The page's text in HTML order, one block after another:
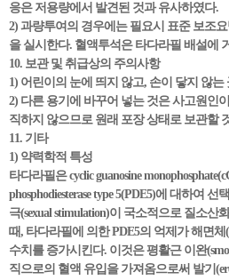
응은 저용량에서 발견된 것과 유사하였다.
2) 과량투여의 경우에는 필요시 표준 보조요
을 실시한다. 혈액투석은 타다라필 배설에
10. 보관 및 취급상의 주의사항
1) 어린이의 눈에 띄지 않고, 손이 닿지 않는
2) 다른 용기에 바꾸어 넣는 것은 사고원인
직하지 않으므로 원래 포장 상태로 보관할
11. 기타
1) 약력학적 특성
타다라필은 cyclic guanosine
phosphodiesterase type 5(PDE5)에 대하여
극(sexual stimulation)이 국소적으로 질소산
때, 타다라필에 의한 PDE5의 억제가 해면체
수치를 증가시킨다. 이것은 평활근 이완
직으로의 혈액 유입을 가져옴으로써 발기